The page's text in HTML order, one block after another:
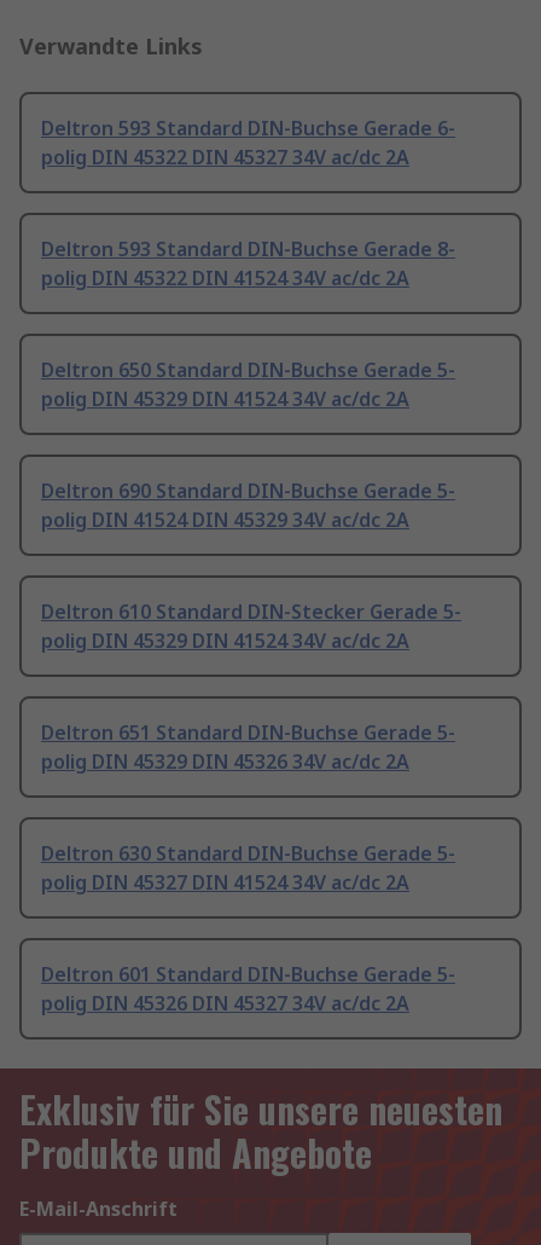
Verwandte Links
Deltron 593 Standard DIN-Buchse Gerade 6-
polig DIN 45322 DIN 45327 34V ac/dc 2A
Deltron 593 Standard DIN-Buchse Gerade 8-
polig DIN 45322 DIN 41524 34V ac/dc 2A
Deltron 650 Standard DIN-Buchse Gerade 5-
polig DIN 45329 DIN 41524 34V ac/dc 2A
Deltron 690 Standard DIN-Buchse Gerade 5-
polig DIN 41524 DIN 45329 34V ac/dc 2A
Deltron 610 Standard DIN-Stecker Gerade 5-
polig DIN 45329 DIN 41524 34V ac/dc 2A
Deltron 651 Standard DIN-Buchse Gerade 5-
polig DIN 45329 DIN 45326 34V ac/dc 2A
Deltron 630 Standard DIN-Buchse Gerade 5-
polig DIN 45327 DIN 41524 34V ac/dc 2A
Deltron 601 Standard DIN-Buchse Gerade 5-
polig DIN 45326 DIN 45327 34V ac/dc 2A
Exklusiv für Sie unsere neuesten
Produkte und Angebote
E-Mail-Anschrift